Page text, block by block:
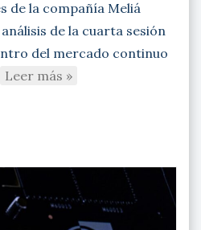
de la compañía Meliá
de la cuarta sesión
del mercado continuo
Leer más »